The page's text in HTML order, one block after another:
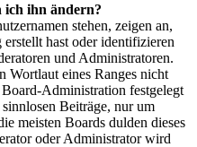
ich ihn ändern?
stehen, zeigen an,
hast oder identifizieren
und Administratoren.
Wortlaut eines Ranges nicht
Administration festgelegt
Beiträge, nur um
meisten Boards dulden dieses
oder Administrator wird